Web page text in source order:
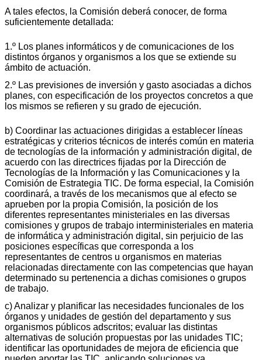
A tales efectos, la Comisión deberá conocer, de forma
suficientemente detallada:
1.º Los planes informáticos y de comunicaciones de los
distintos órganos y organismos a los que se extiende su
ámbito de actuación.
2.º Las previsiones de inversión y gasto asociadas a dichos
planes, con especificación de los proyectos concretos a que
los mismos se refieren y su grado de ejecución.
b) Coordinar las actuaciones dirigidas a establecer líneas
estratégicas y criterios técnicos de interés común en materia
de tecnologías de la información y administración digital, de
acuerdo con las directrices fijadas por la Dirección de
Tecnologías de la Información y las Comunicaciones y la
Comisión de Estrategia TIC. De forma especial, la Comisión
coordinará, a través de los mecanismos que al efecto se
aprueben por la propia Comisión, la posición de los
diferentes representantes ministeriales en las diversas
comisiones y grupos de trabajo interministeriales en materia
de informática y administración digital, sin perjuicio de las
posiciones específicas que corresponda a los
representantes de centros u organismos en materias
relacionadas directamente con las competencias que hayan
determinado su pertenencia a dichas comisiones o grupos
de trabajo.
c) Analizar y planificar las necesidades funcionales de los
órganos y unidades de gestión del departamento y sus
organismos públicos adscritos; evaluar las distintas
alternativas de solución propuestas por las unidades TIC;
identificar las oportunidades de mejora de eficiencia que